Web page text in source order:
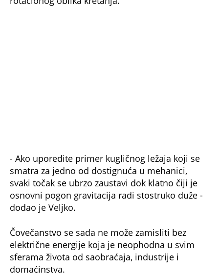
- Ako uporedite primer kugličnog ležaja koji se
smatra za jedno od dostignuća u mehanici,
svaki točak se ubrzo zaustavi dok klatno čiji je
osnovni pogon gravitacija radi stostruko duže -
dodao je Veljko.
Čovečanstvo se sada ne može zamisliti bez
električne energije koja je neophodna u svim
sferama života od saobraćaja, industrije i
domaćinstva.